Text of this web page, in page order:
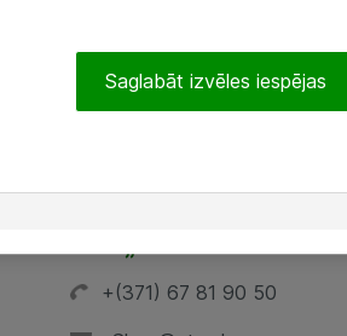
+(371) 67 81 90 50
Saglabāt izvēles iespējas